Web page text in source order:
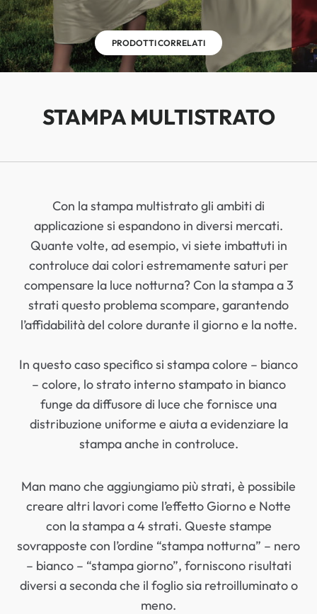
PRODOTTI CORRELATI
STAMPA MULTISTRATO
Con la stampa multistrato gli ambiti di
applicazione si espandono in diversi mercati.
Quante volte, ad esempio, vi siete imbattuti in
controluce dai colori estremamente saturi per
compensare la luce notturna? Con la stampa a 3
strati questo problema scompare, garantendo
l’affidabilità del colore durante il giorno e la notte.
In questo caso specifico si stampa colore – bianco
– colore, lo strato interno stampato in bianco
funge da diffusore di luce che fornisce una
distribuzione uniforme e aiuta a evidenziare la
stampa anche in controluce.
Man mano che aggiungiamo più strati, è possibile
creare altri lavori come l’effetto Giorno e Notte
con la stampa a 4 strati. Queste stampe
sovrapposte con l’ordine “stampa notturna” – nero
– bianco – “stampa giorno”, forniscono risultati
diversi a seconda che il foglio sia retroilluminato o
meno.